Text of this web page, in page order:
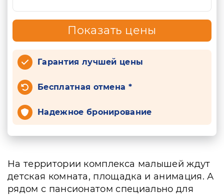
Показать цены
Гарантия лучшей цены
Бесплатная отмена *
Надежное бронирование
На территории комплекса малышей ждут
детская комната, площадка и анимация. А
рядом с пансионатом специально для